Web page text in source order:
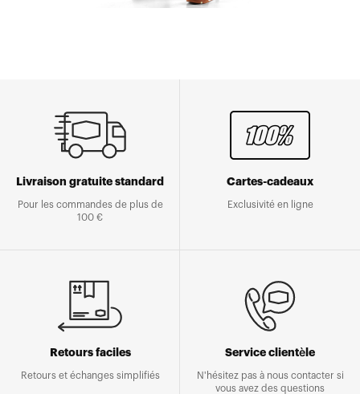
Livraison gratuite standard
Pour les commandes de plus de
100 €
Cartes-cadeaux
Exclusivité en ligne
Retours faciles
Retours et échanges simplifiés
Service clientèle
N'hésitez pas à nous contacter si
vous avez des questions